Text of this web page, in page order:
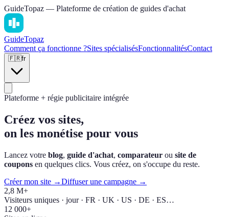
GuideTopaz — Plateforme de création de guides d'achat
GuideTopaz
Comment ça fonctionne ?Sites spécialisésFonctionnalitésContact
🇫🇷fr
Plateforme + régie publicitaire intégrée
Créez vos sites,
on les monétise pour vous
Lancez votre blog, guide d'achat, comparateur ou site de
coupons en quelques clics. Vous créez, on s'occupe du reste.
Créer mon site →Diffuser une campagne →
2,8 M+
Visiteurs uniques · jour · FR · UK · US · DE · ES…
12 000+